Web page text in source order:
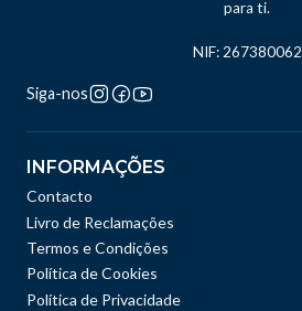
para ti.
NIF: 267380062
Siga-nos
INFORMAÇÕES
Contacto
Livro de Reclamações
Termos e Condições
Política de Cookies
Política de Privacidade